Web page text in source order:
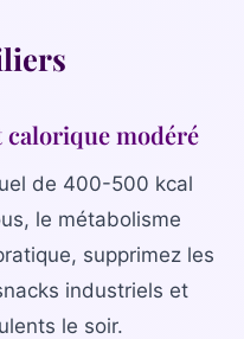
modéré
de 400-500 kcal
le métabolisme
supprimez les
industriels et
le soir.